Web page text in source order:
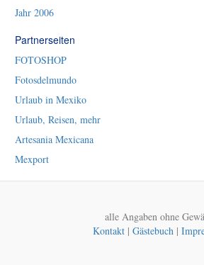
Jahr 2006
Partnerseiten
FOTOSHOP
Fotosdelmundo
Urlaub in Mexiko
Urlaub, Reisen, mehr
Artesania Mexicana
Mexport
alle Angaben ohne
Kontakt| Gästebuch|